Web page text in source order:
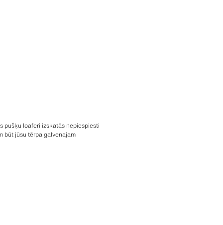
pušķu loaferi izskatās nepiespiesti
būt jūsu tērpa galvenajam